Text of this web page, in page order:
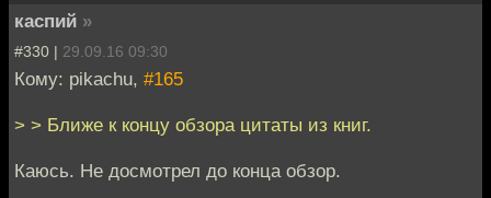
каспий »
#330 | 29.09.16 09:30
Кому: pikachu, #165
> > Ближе к концу обзора цитаты из книг.
Каюсь. Не досмотрел до конца обзор.